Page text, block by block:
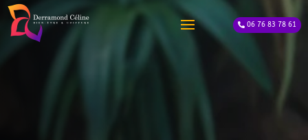
06 76 83 78 61